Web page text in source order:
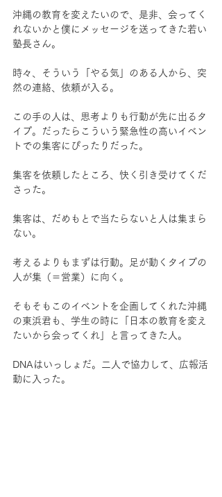
沖縄の教育を変えたいので、是非、会ってく
れないかと僕にメッセージを送ってきた若い
塾長さん。
時々、そういう「やる気」のある人から、突
然の連絡、依頼が入る。
この手の人は、思考よりも行動が先に出るタ
イプ。だったらこういう緊急性の高いイベン
トでの集客にぴったりだった。
集客を依頼したところ、快く引き受けてくだ
さった。
集客は、だめもとで当たらないと人は集まら
ない。
考えるよりもまずは行動。足が動くタイプの
人が集（＝営業）に向く。
そもそもこのイベントを企画してくれた沖縄
の東浜君も、学生の時に「日本の教育を変え
たいから会ってくれ」と言ってきた人。
DNAはいっしょだ。二人で協力して、広報活
動に入った。